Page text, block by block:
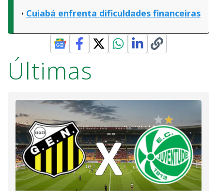
Cuiabá enfrenta dificuldades financeiras
Últimas